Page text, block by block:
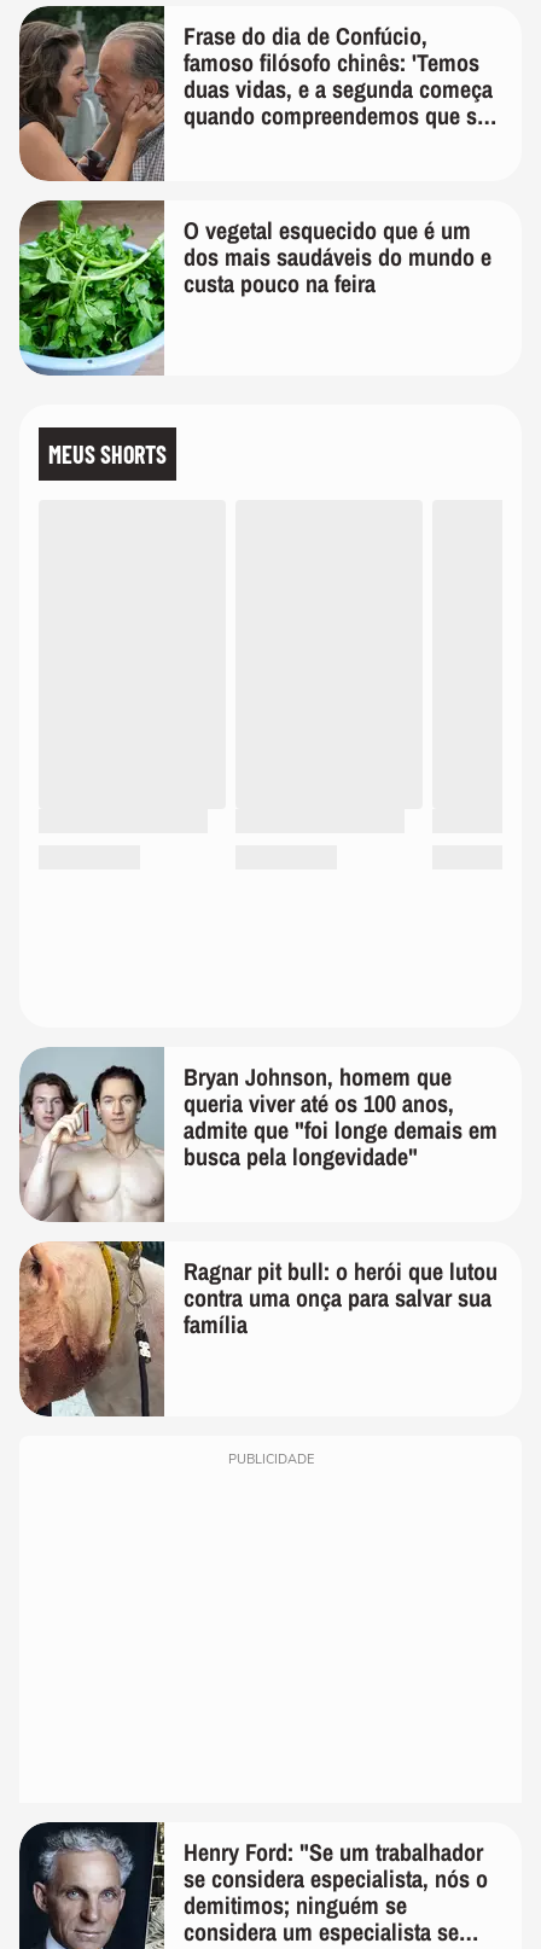
Frase do dia de Confúcio,
famoso filósofo chinês: 'Temos
duas vidas, e a segunda começa
quando compreendemos que só
O vegetal esquecido que é um
dos mais saudáveis do mundo e
custa pouco na feira
MEUS SHORTS
Bryan Johnson, homem que
queria viver até os 100 anos,
admite que "foi longe demais em
busca pela longevidade"
Ragnar pit bull: o herói que lutou
contra uma onça para salvar sua
família
PUBLICIDADE
Henry Ford: "Se um trabalhador
se considera especialista, nós o
demitimos; ninguém se
considera um especialista se